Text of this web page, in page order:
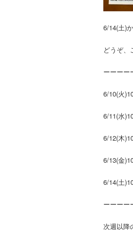
6/14(土)
どうぞ、
ーーーー
6/10(火
6/11(水
6/12(木
6/13(金
6/14(土
ーーーー
次週以降